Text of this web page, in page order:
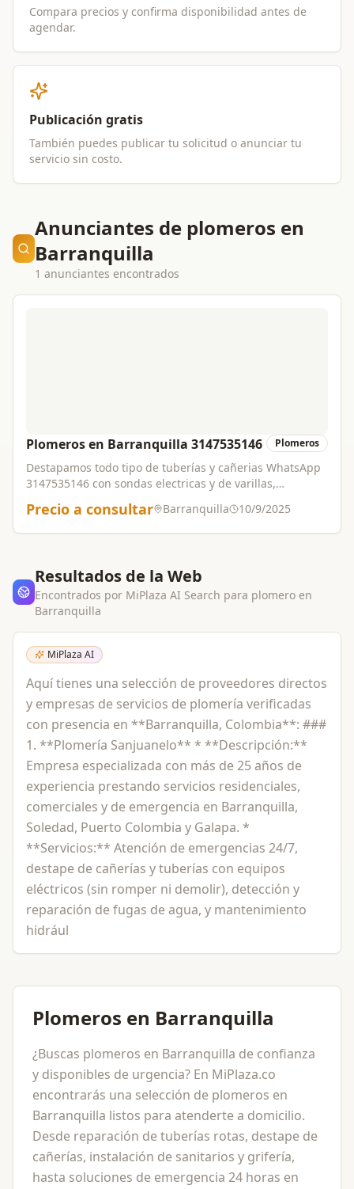
Compara precios y confirma disponibilidad antes de
agendar.
Publicación gratis
También puedes publicar tu solicitud o anunciar tu
servicio sin costo.
Anunciantes de plomeros en
Barranquilla
1 anunciantes encontrados
Plomeros en Barranquilla 3147535146 Plomeros
Destapamos todo tipo de tuberías y cañerias WhatsApp
3147535146 con sondas electricas y de varillas,
altamente capacitado,arreglos y reparaciónes en
general,trabajos garantizados.
Precio a consultar Barranquilla 10/9/2025
Resultados de la Web
Encontrados por MiPlaza AI Search para plomero en
Barranquilla
MiPlaza AI
Aquí tienes una selección de proveedores directos
y empresas de servicios de plomería verificadas
con presencia en **Barranquilla, Colombia**: ###
1. **Plomería Sanjuanelo** * **Descripción:**
Empresa especializada con más de 25 años de
experiencia prestando servicios residenciales,
comerciales y de emergencia en Barranquilla,
Soledad, Puerto Colombia y Galapa. *
**Servicios:** Atención de emergencias 24/7,
destape de cañerías y tuberías con equipos
eléctricos (sin romper ni demolir), detección y
reparación de fugas de agua, y mantenimiento
hidrául
Plomeros en Barranquilla
¿Buscas plomeros en Barranquilla de confianza
y disponibles de urgencia? En MiPlaza.co
encontrarás una selección de plomeros en
Barranquilla listos para atenderte a domicilio.
Desde reparación de tuberías rotas, destape de
cañerías, instalación de sanitarios y grifería,
hasta soluciones de emergencia 24 horas en